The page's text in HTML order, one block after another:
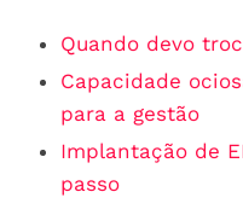
Quando devo
Capacidade
para a gestão
Implantação de
passo